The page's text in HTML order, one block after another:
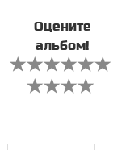
Оцените
альбом!